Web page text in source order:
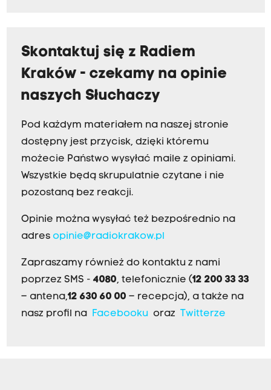
Skontaktuj się z Radiem
Kraków - czekamy na opinie
naszych Słuchaczy
Pod każdym materiałem na naszej stronie
dostępny jest przycisk, dzięki któremu
możecie Państwo wysyłać maile z opiniami.
Wszystkie będą skrupulatnie czytane i nie
pozostaną bez reakcji.
Opinie można wysyłać też bezpośrednio na
adres opinie@radiokrakow.pl
Zapraszamy również do kontaktu z nami
poprzez SMS - 4080, telefonicznie (12 200 33 33
– antena,12 630 60 00 – recepcja), a także na
nasz profil na
Facebookuoraz Twitterze